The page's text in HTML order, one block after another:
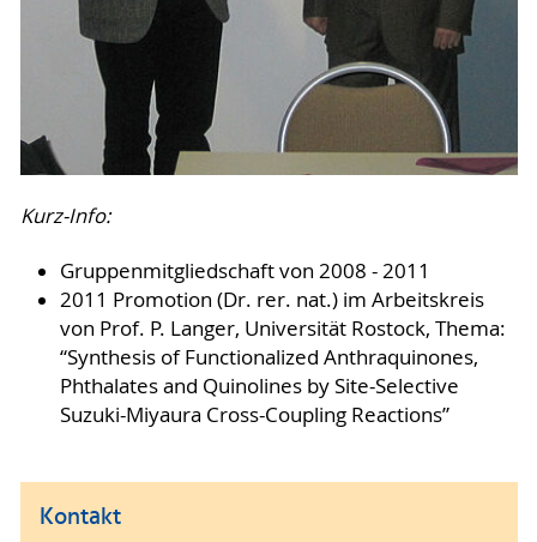
Kurz-Info:
Gruppenmitgliedschaft von 2008 - 2011
2011 Promotion (Dr. rer. nat.) im Arbeitskreis
von Prof. P. Langer, Universität Rostock, Thema:
“Synthesis of Functionalized Anthraquinones,
Phthalates and Quinolines by Site-Selective
Suzuki-Miyaura Cross-Coupling Reactions”
Kontakt